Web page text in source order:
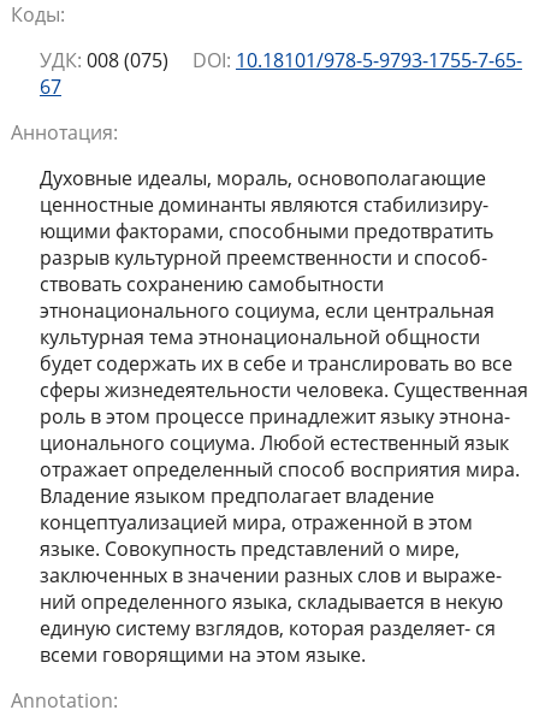
Коды:
УДК: 008 (075) DOI: 10.18101/978-5-9793-1755-7-65-
67
Аннотация:
Духовные идеалы, мораль, основополагающие
ценностные доминанты являются стабилизиру-
ющими факторами, способными предотвратить
разрыв культурной преемственности и способ-
ствовать сохранению самобытности
этнонационального социума, если центральная
культурная тема этнонациональной общности
будет содержать их в себе и транслировать во все
сферы жизнедеятельности человека. Существенная
роль в этом процессе принадлежит языку этнона-
ционального социума. Любой естественный язык
отражает определенный способ восприятия мира.
Владение языком предполагает владение
концептуализацией мира, отраженной в этом
языке. Совокупность представлений о мире,
заключенных в значении разных слов и выраже-
ний определенного языка, складывается в некую
единую систему взглядов, которая разделяет- ся
всеми говорящими на этом языке.
Annotation: